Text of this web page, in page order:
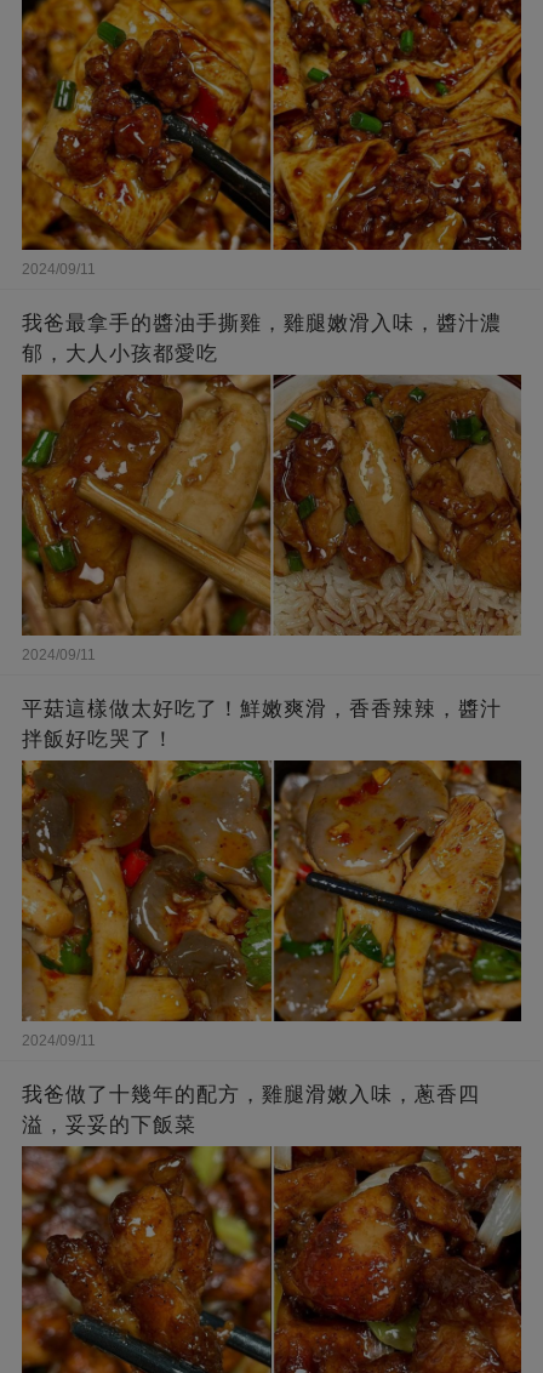
2024/09/11
我爸最拿手的醬油手撕雞，雞腿嫩滑入味，醬汁濃
郁，大人小孩都愛吃
2024/09/11
平菇這樣做太好吃了！鮮嫩爽滑，香香辣辣，醬汁
拌飯好吃哭了！
2024/09/11
我爸做了十幾年的配方，雞腿滑嫩入味，蔥香四
溢，妥妥的下飯菜